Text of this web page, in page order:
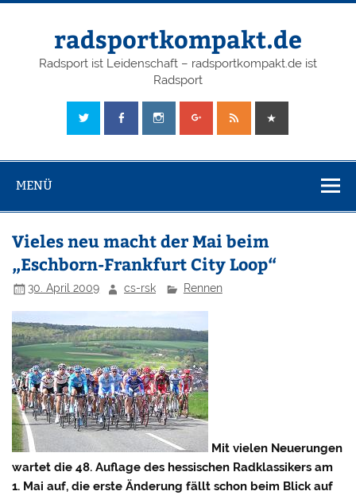
radsportkompakt.de
Radsport ist Leidenschaft – radsportkompakt.de ist
Radsport
MENÜ
Vieles neu macht der Mai beim
„Eschborn-Frankfurt City Loop“
30. April 2009 cs-rsk Rennen
Mit vielen Neuerungen
wartet die 48. Auflage des hessischen Radklassikers am
1. Mai auf, die erste Änderung fällt schon beim Blick auf